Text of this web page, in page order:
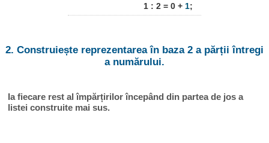
1 : 2 = 0 + 1;
2. Construiește reprezentarea în baza 2 a părții întregi
a numărului.
Ia fiecare rest al împărțirilor începând din partea de jos a
listei construite mai sus.